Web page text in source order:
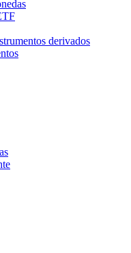
derivados